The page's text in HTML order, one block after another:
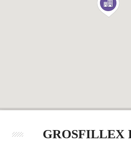
GROSFILLEX